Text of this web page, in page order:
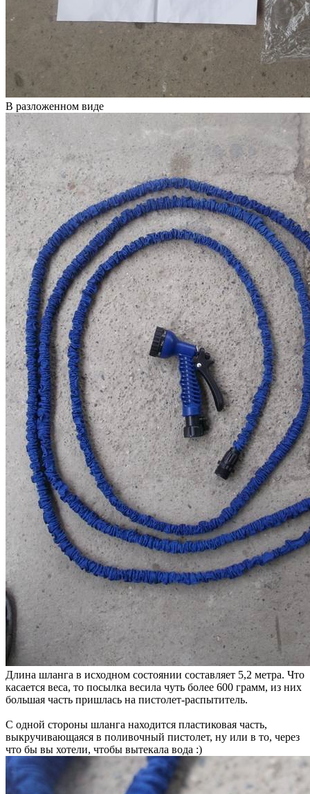
В разложенном виде
Длина шланга в исходном состоянии составляет 5,2 метра. Что
касается веса, то посылка весила чуть более 600 грамм, из них
большая часть пришлась на пистолет-распытитель.
С одной стороны шланга находится пластиковая часть,
выкручивающаяся в поливочный пистолет, ну или в то, через
что бы вы хотели, чтобы вытекала вода :)